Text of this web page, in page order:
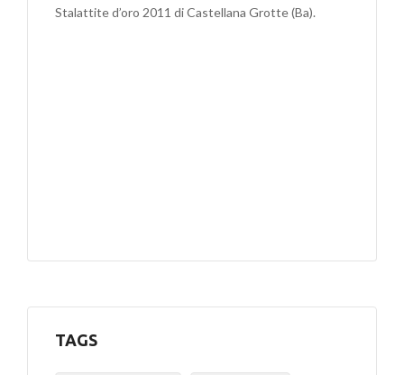
Stalattite d’oro 2011 di Castellana Grotte (Ba).
TAGS